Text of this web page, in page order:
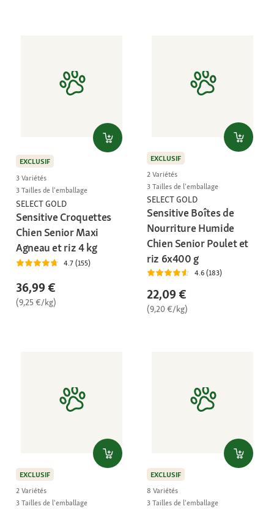
EXCLUSIF
3 Variétés
3 Tailles de l'emballage
SELECT GOLD
Sensitive Croquettes
Chien Senior Maxi
Agneau et riz 4 kg
4.7 (155)
36,99 €
(9,25 €/kg)
EXCLUSIF
2 Variétés
3 Tailles de l'emballage
SELECT GOLD
Sensitive Boîtes de
Nourriture Humide
Chien Senior Poulet et
riz 6x400 g
4.6 (183)
22,09 €
(9,20 €/kg)
EXCLUSIF
2 Variétés
3 Tailles de l'emballage
EXCLUSIF
8 Variétés
3 Tailles de l'emballage